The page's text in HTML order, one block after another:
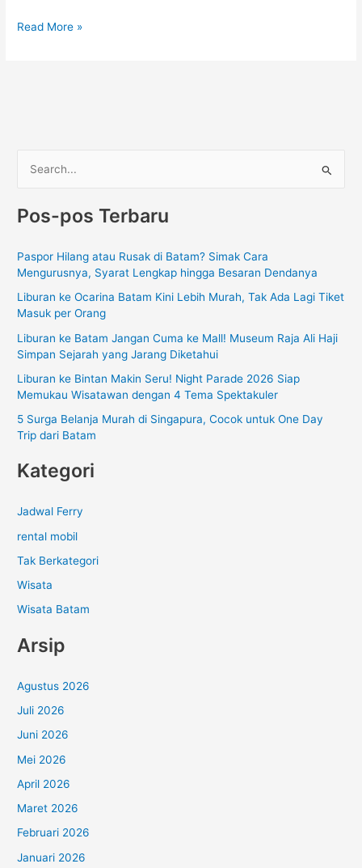
Read More »
r
u
t
Pos-pos Terbaru
Paspor Hilang atau Rusak di Batam? Simak Cara
Mengurusnya, Syarat Lengkap hingga Besaran Dendanya
Liburan ke Ocarina Batam Kini Lebih Murah, Tak Ada Lagi Tiket
Masuk per Orang
Liburan ke Batam Jangan Cuma ke Mall! Museum Raja Ali Haji
Simpan Sejarah yang Jarang Diketahui
Liburan ke Bintan Makin Seru! Night Parade 2026 Siap
Memukau Wisatawan dengan 4 Tema Spektakuler
5 Surga Belanja Murah di Singapura, Cocok untuk One Day
Trip dari Batam
Kategori
Jadwal Ferry
rental mobil
Tak Berkategori
Wisata
Wisata Batam
Arsip
Agustus 2026
Juli 2026
Juni 2026
Mei 2026
April 2026
Maret 2026
Februari 2026
Januari 2026